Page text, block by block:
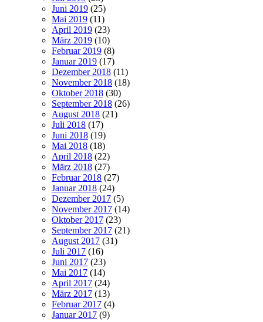
Juni 2019 (25)
Mai 2019 (11)
April 2019 (23)
März 2019 (10)
Februar 2019 (8)
Januar 2019 (17)
Dezember 2018 (11)
November 2018 (18)
Oktober 2018 (30)
September 2018 (26)
August 2018 (21)
Juli 2018 (17)
Juni 2018 (19)
Mai 2018 (18)
April 2018 (22)
März 2018 (27)
Februar 2018 (27)
Januar 2018 (24)
Dezember 2017 (5)
November 2017 (14)
Oktober 2017 (23)
September 2017 (21)
August 2017 (31)
Juli 2017 (16)
Juni 2017 (23)
Mai 2017 (14)
April 2017 (24)
März 2017 (13)
Februar 2017 (4)
Januar 2017 (9)